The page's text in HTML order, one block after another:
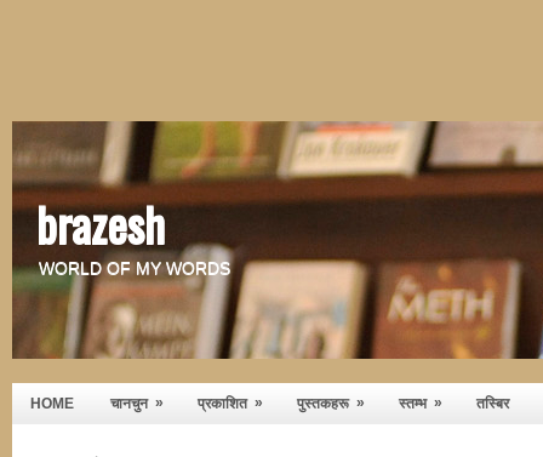
brazesh
WORLD OF MY WORDS
HOME चानचुन » प्रकाशित » पुस्तकहरू » स्तम्भ » तस्बिर